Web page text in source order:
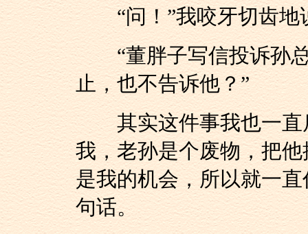
“问！”我咬牙切齿地
“董胖子写信投诉孙总
止，也不告诉他？”
其实这件事我也一直
我，老孙是个废物，把
是我的机会，所以就一
句话。